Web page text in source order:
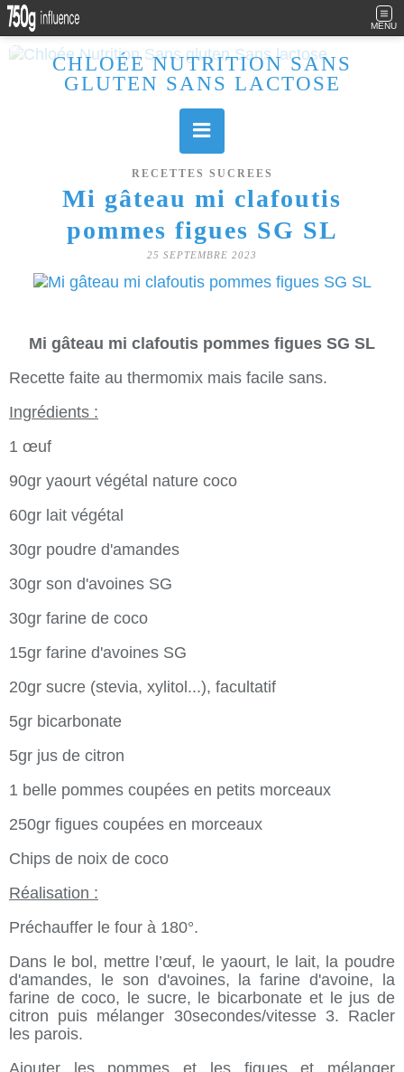
MENU
CHLOÉE NUTRITION SANS
GLUTEN SANS LACTOSE
RECETTES SUCREES
Mi gâteau mi clafoutis
pommes figues SG SL
25 SEPTEMBRE 2023
Mi gâteau mi clafoutis pommes figues SG SL
Recette faite au thermomix mais facile sans.
Ingrédients :
1 œuf
90gr yaourt végétal nature coco
60gr lait végétal
30gr poudre d'amandes
30gr son d'avoines SG
30gr farine de coco
15gr farine d'avoines SG
20gr sucre (stevia, xylitol...), facultatif
5gr bicarbonate
5gr jus de citron
1 belle pommes coupées en petits morceaux
250gr figues coupées en morceaux
Chips de noix de coco
Réalisation :
Préchauffer le four à 180°.
Dans le bol, mettre l’œuf, le yaourt, le lait, la poudre
d'amandes, le son d'avoines, la farine d'avoine, la
farine de coco, le sucre, le bicarbonate et le jus de
citron puis mélanger 30secondes/vitesse 3. Racler
les parois.
Ajouter les pommes et les figues et mélanger